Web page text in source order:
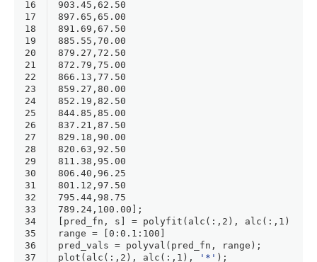
16
17
18
19
20
21
22
23
24
25
26
27
28
29
30
31
32
33
34
35
36
37
903.45 , 62.50
897.65 , 65.00
891.69 , 67.50
885.55 , 70.00
879.27 , 72.50
872.79 , 75.00
866.13 , 77.50
859.27 , 80.00
852.19 , 82.50
844.85 , 85.00
837.21 , 87.50
829.18 , 90.00
820.63 , 92.50
811.38 , 95.00
806.40 , 96.25
801.12 , 97.50
795.44 , 98.75
789.24 , 100.00 ];
[pred_fn, s] = polyfit(alc(:, 2 ), alc(:, 1 ),
range = [0 : 0.1 : 100 ]
pred_vals = polyval(pred_fn, range);
plot (alc(:, 2 ), alc(:, 1 ), '*' );